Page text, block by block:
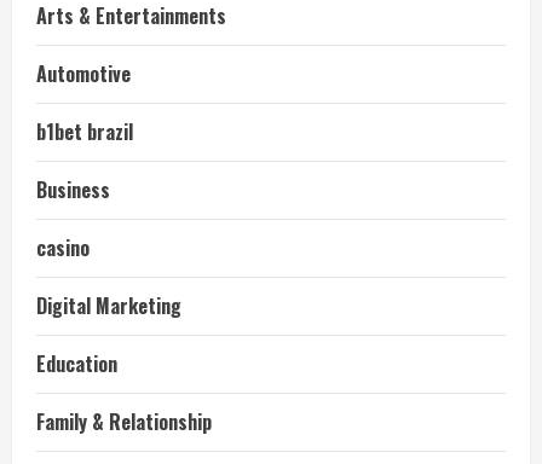
Arts & Entertainments
Automotive
b1bet brazil
Business
casino
Digital Marketing
Education
Family & Relationship